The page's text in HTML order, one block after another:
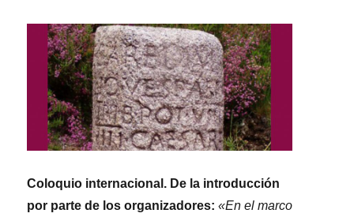
Coloquio internacional. De la introducción
por parte de los organizadores:«En el marco